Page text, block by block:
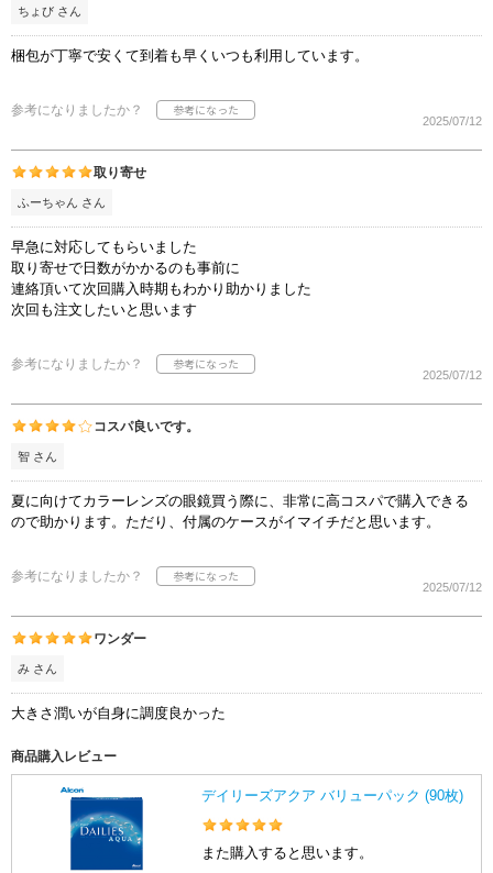
ちょび さん
梱包が丁寧で安くて到着も早くいつも利用しています。
参考になりましたか？
2025/07/12
取り寄せ
ふーちゃん さん
早急に対応してもらいました
取り寄せで日数がかかるのも事前に
連絡頂いて次回購入時期もわかり助かりました
次回も注文したいと思います
参考になりましたか？
2025/07/12
コスパ良いです。
智 さん
夏に向けてカラーレンズの眼鏡買う際に、非常に高コスパで購入できる
ので助かります。ただり、付属のケースがイマイチだと思います。
参考になりましたか？
2025/07/12
ワンダー
み さん
大きさ潤いが自身に調度良かった
商品購入レビュー
デイリーズアクア バリューパック (90枚)
また購入すると思います。